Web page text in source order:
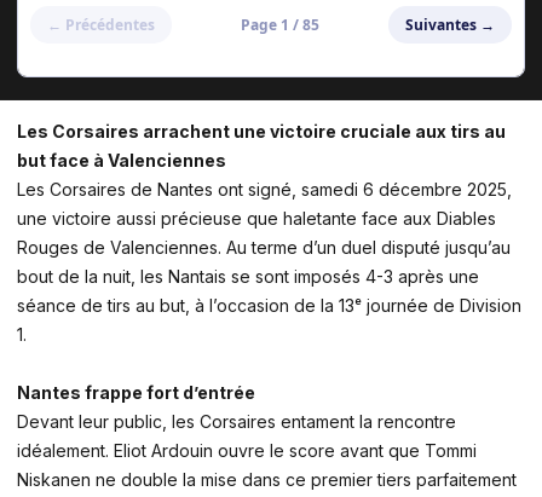
Les Corsaires arrachent une victoire cruciale aux tirs au
but face à Valenciennes
Les Corsaires de Nantes ont signé, samedi 6 décembre 2025,
une victoire aussi précieuse que haletante face aux Diables
Rouges de Valenciennes. Au terme d’un duel disputé jusqu’au
bout de la nuit, les Nantais se sont imposés 4-3 après une
séance de tirs au but, à l’occasion de la 13ᵉ journée de Division
1.
Nantes frappe fort d’entrée
Devant leur public, les Corsaires entament la rencontre
idéalement. Eliot Ardouin ouvre le score avant que Tommi
Niskanen ne double la mise dans ce premier tiers parfaitement